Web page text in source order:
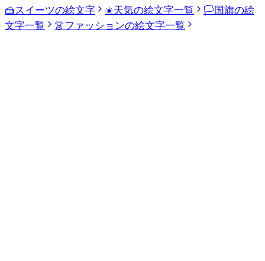
🍰スイーツの絵文字 ☀️天気の絵文字一覧 🏳️国旗の絵
文字一覧
👗ファッションの絵文字一覧